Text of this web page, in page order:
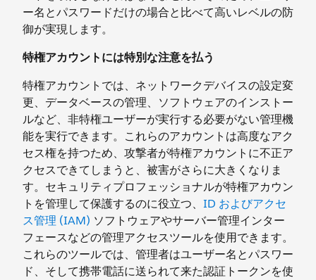
ー名とパスワードだけの場合と比べて高いレベルの防
御が実現します。
特権アカウントには特別な注意を払う
特権アカウントでは、ネットワークデバイスの設定変
更、データベースの管理、ソフトウェアのインストー
ルなど、非特権ユーザーが実行する必要がない管理機
能を実行できます。これらのアカウントは高度なアク
セス権を持つため、攻撃者が特権アカウントに不正ア
クセスできてしまうと、被害がさらに大きくなりま
す。セキュリティプロフェッショナルが特権アカウン
トを管理して保護するのに役立つ、 ID およびアクセ
ス管理 (IAM) ソフトウェアやサーバー管理インター
フェースなどの管理アクセスツールを使用できます。
これらのツールでは、管理者はユーザー名とパスワー
ド、そして携帯電話に送られて来た認証トークンを使